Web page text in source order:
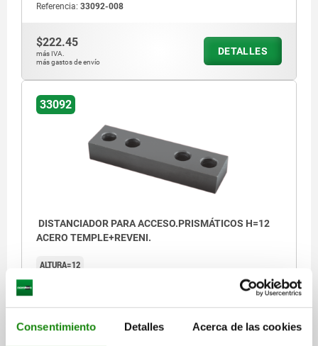
Consentimiento Detalles Acerca de las cookies
Referencia: 33092-008
$222.45
más IVA.
más gastos de envío
DETALLES
33092
DISTANCIADOR PARA ACCESO.PRISMÁTICOS H=12
ACERO TEMPLE+REVENI.
ALTURA=12
$289.27
más IVA.
DETALLES